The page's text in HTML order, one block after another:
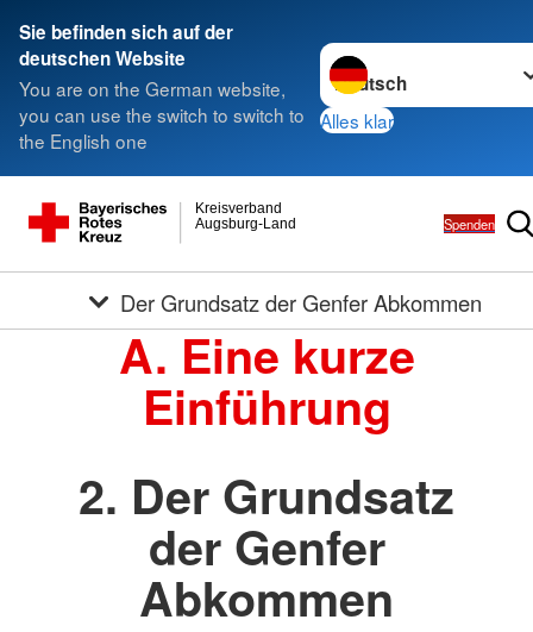
Sie befinden sich auf der
deutschen Website
You are on the German website,
you can use the switch to switch to
the English one
Sprache wechseln zu
Alles klar
Augsburg-Land
Kreisverband
Spenden
Der Grundsatz der Genfer Abkommen
A. Eine kurze
Einführung
2. Der Grundsatz
der Genfer
Abkommen